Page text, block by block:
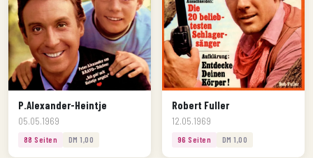
P.Alexander-Heintje
05.05.1969
88 Seiten DM 1,00
Robert Fuller
12.05.1969
96 Seiten DM 1,00